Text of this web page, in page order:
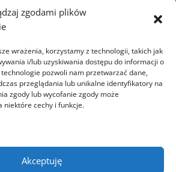
zgodami plików
wrażenia, korzystamy z technologii, takich jak
i/lub uzyskiwania dostępu do informacji o
pozwoli nam przetwarzać dane,
przeglądania lub unikalne identyfikatory na
zgody lub wycofanie zgody może
niektóre cechy i funkcje.
Akceptuję